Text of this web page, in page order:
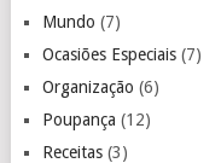
Mundo (7)
Ocasiões Especiais(7)
Organização (6)
Poupança (12)
Receitas(3)